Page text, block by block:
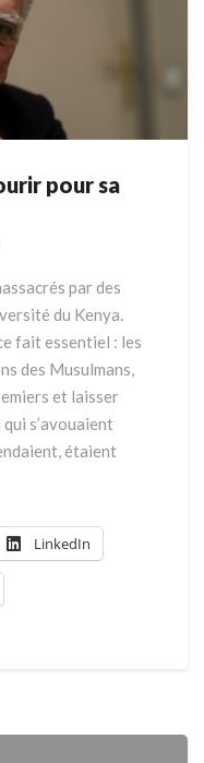
pour sa
par des
du Kenya.
fait essentiel : les
des Musulmans,
et laisser
s’avouaient
étaient
LinkedIn